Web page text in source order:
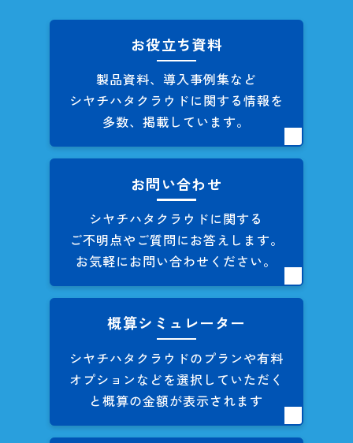
お役立ち資料
製品資料、導入事例集など
シヤチハタクラウドに関する情報を
多数、掲載しています。
お問い合わせ
シヤチハタクラウドに関する
ご不明点やご質問にお答えします。
お気軽にお問い合わせください。
概算シミュレーター
シヤチハタクラウドのプランや有料
オプションなどを選択していただく
と概算の金額が表示されます